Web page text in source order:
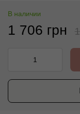
В наличии
1 706 грн